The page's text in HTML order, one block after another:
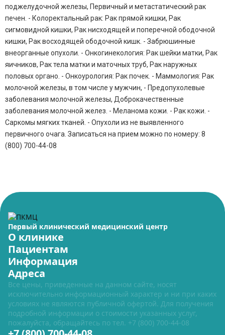
поджелудочной железы, Первичный и метастатический рак
печен. - Колоректальный рак: Рак прямой кишки, Рак
сигмовидной кишки, Рак нисходящей и поперечной ободочной
кишки, Рак восходящей ободочной кишк. - Забрюшинные
внеорганные опухоли. - Онкогинекология: Рак шейки матки, Рак
яичников, Рак тела матки и маточных труб, Рак наружных
половых органо. - Онкоурология: Рак почек. - Маммология: Рак
молочной железы, в том числе у мужчин, - Предопухолевые
заболевания молочной железы, Доброкачественные
заболевания молочной желез. - Меланома кожи. - Рак кожи. -
Саркомы мягких тканей. - Опухоли из не выявленного
первичного очага. Записаться на прием можно по номеру: 8
(800) 700-44-08
Первый клинический медицинский центр
О клинике
Пациентам
Информация
Адреса
Все цены, приведенные на данном сайте, носят
исключительно информационный характер и ни при каких
условиях не являются публичной офертой. Для получения
подробной информации о стоимости указанных услуг,
пожалуйста, обращайтесь по тел. +7 (800) 700-44-08